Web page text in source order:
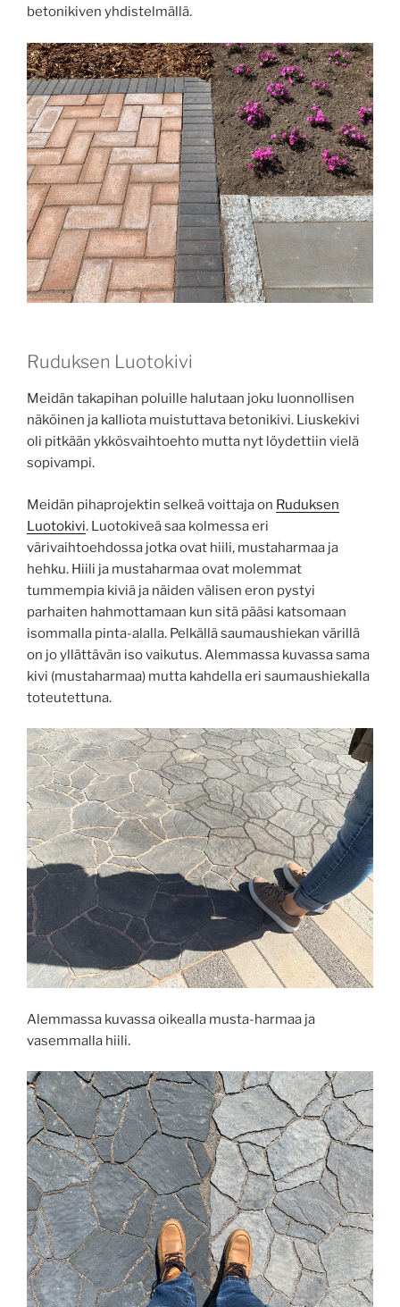
betonikiven yhdistelmällä.
Ruduksen Luotokivi
Meidän takapihan poluille halutaan joku luonnollisen
näköinen ja kalliota muistuttava betonikivi. Liuskekivi
oli pitkään ykkösvaihtoehto mutta nyt löydettiin vielä
sopivampi.
Meidän pihaprojektin selkeä voittaja on Ruduksen
Luotokivi. Luotokiveä saa kolmessa eri
värivaihtoehdossa jotka ovat hiili, mustaharmaa ja
hehku. Hiili ja mustaharmaa ovat molemmat
tummempia kiviä ja näiden välisen eron pystyi
parhaiten hahmottamaan kun sitä pääsi katsomaan
isommalla pinta-alalla. Pelkällä saumaushiekan värillä
on jo yllättävän iso vaikutus. Alemmassa kuvassa sama
kivi (mustaharmaa) mutta kahdella eri saumaushiekalla
toteutettuna.
Alemmassa kuvassa oikealla musta-harmaa ja
vasemmalla hiili.